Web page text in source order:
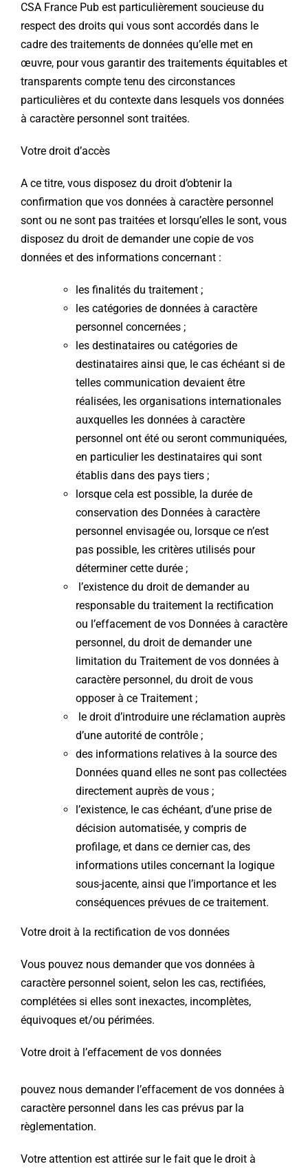
CSA France Pub est particulièrement soucieuse du
respect des droits qui vous sont accordés dans le
cadre des traitements de données qu’elle met en
œuvre, pour vous garantir des traitements équitables et
transparents compte tenu des circonstances
particulières et du contexte dans lesquels vos données
à caractère personnel sont traitées.
Votre droit d’accès
A ce titre, vous disposez du droit d’obtenir la
confirmation que vos données à caractère personnel
sont ou ne sont pas traitées et lorsqu’elles le sont, vous
disposez du droit de demander une copie de vos
données et des informations concernant :
les finalités du traitement ;
les catégories de données à caractère
personnel concernées ;
les destinataires ou catégories de
destinataires ainsi que, le cas échéant si de
telles communication devaient être
réalisées, les organisations internationales
auxquelles les données à caractère
personnel ont été ou seront communiquées,
en particulier les destinataires qui sont
établis dans des pays tiers ;
lorsque cela est possible, la durée de
conservation des Données à caractère
personnel envisagée ou, lorsque ce n’est
pas possible, les critères utilisés pour
déterminer cette durée ;
l’existence du droit de demander au
responsable du traitement la rectification
ou l’effacement de vos Données à caractère
personnel, du droit de demander une
limitation du Traitement de vos données à
caractère personnel, du droit de vous
opposer à ce Traitement ;
le droit d’introduire une réclamation auprès
d’une autorité de contrôle ;
des informations relatives à la source des
Données quand elles ne sont pas collectées
directement auprès de vous ;
l’existence, le cas échéant, d’une prise de
décision automatisée, y compris de
profilage, et dans ce dernier cas, des
informations utiles concernant la logique
sous-jacente, ainsi que l’importance et les
conséquences prévues de ce traitement.
Votre droit à la rectification de vos données
Vous pouvez nous demander que vos données à
caractère personnel soient, selon les cas, rectifiées,
complétées si elles sont inexactes, incomplètes,
équivoques et/ou périmées.
Votre droit à l’effacement de vos données
pouvez nous demander l’effacement de vos données à
caractère personnel dans les cas prévus par la
règlementation.
Votre attention est attirée sur le fait que le droit à